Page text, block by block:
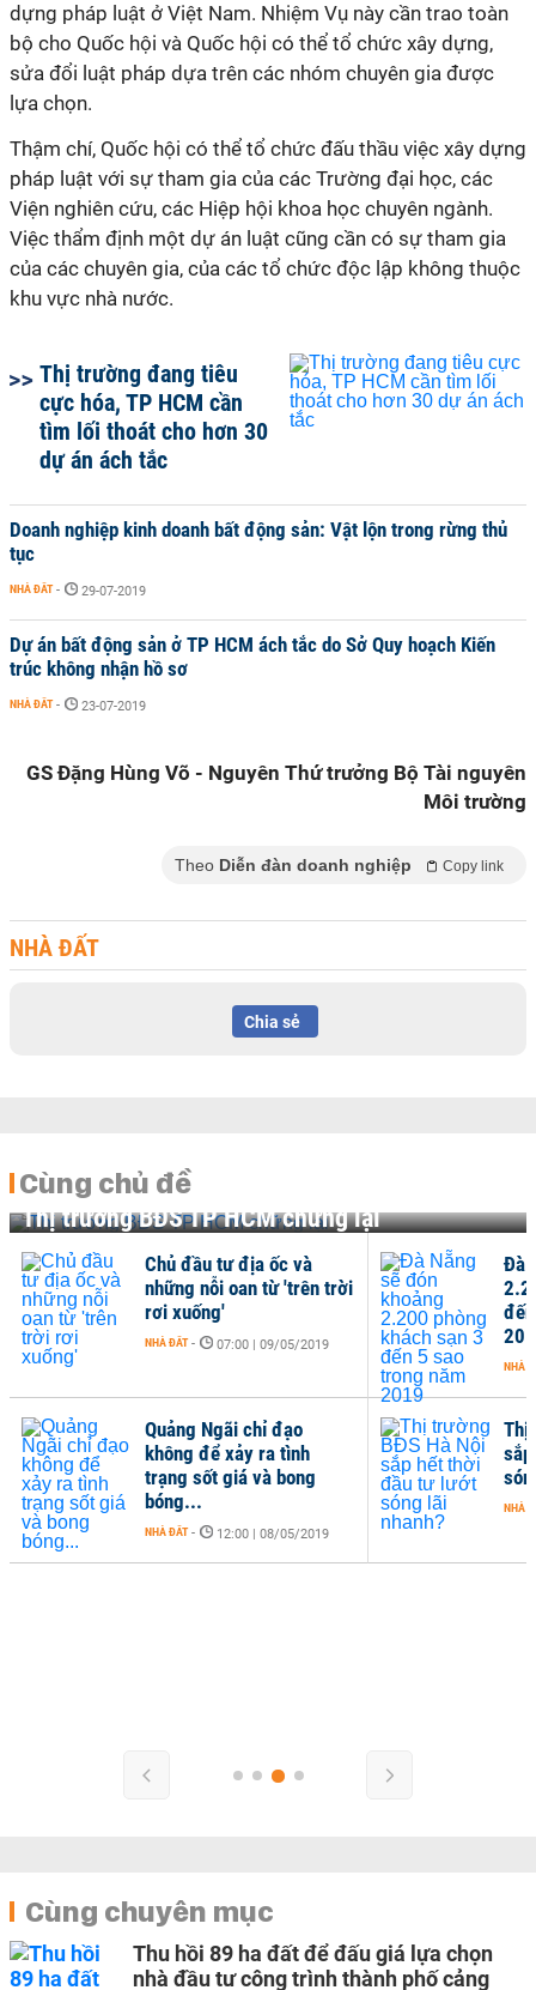
dựng pháp luật ở Việt Nam. Nhiệm Vụ này cần trao toàn
bộ cho Quốc hội và Quốc hội có thể tổ chức xây dựng,
sửa đổi luật pháp dựa trên các nhóm chuyên gia được
lựa chọn.
Thậm chí, Quốc hội có thể tổ chức đấu thầu việc xây dựng
pháp luật với sự tham gia của các Trường đại học, các
Viện nghiên cứu, các Hiệp hội khoa học chuyên ngành.
Việc thẩm định một dự án luật cũng cần có sự tham gia
của các chuyên gia, của các tổ chức độc lập không thuộc
khu vực nhà nước.
Thị trường đang tiêu
cực hóa, TP HCM cần
tìm lối thoát cho hơn 30
dự án ách tắc
Doanh nghiệp kinh doanh bất động sản: Vật lộn trong rừng thủ
tục
NHÀ ĐẤT - 29-07-2019
Dự án bất động sản ở TP HCM ách tắc do Sở Quy hoạch Kiến
trúc không nhận hồ sơ
NHÀ ĐẤT - 23-07-2019
GS Đặng Hùng Võ - Nguyên Thứ trưởng Bộ Tài nguyên
Môi trường
Theo Diễn đàn doanh nghiệp Copy link
NHÀ ĐẤT
Chia sẻ
Cùng chủ đề
Thị trường BĐS TP HCM chững lại
Thị
NHÀ
Chủ đầu tư địa ốc và
những nỗi oan từ 'trên trời
rơi xuống'
NHÀ ĐẤT - 07:00 | 09/05/2019
Quảng Ngãi chỉ đạo
không để xảy ra tình
trạng sốt giá và bong
bóng...
NHÀ ĐẤT - 12:00 | 08/05/2019
Đà
NHÀ
Cùng chuyên mục
Thu hồi 89 ha đất để đấu giá lựa chọn
nhà đầu tư công trình thành phố cảng